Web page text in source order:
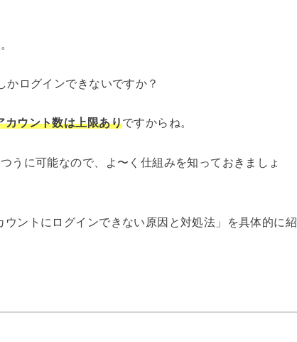
ログインできないですか？
カウント数は上限ありですからね。
うに可能なので、よ〜く仕組みを知っておきましょ
ントにログインできない原因と対処法」を具体的に紹